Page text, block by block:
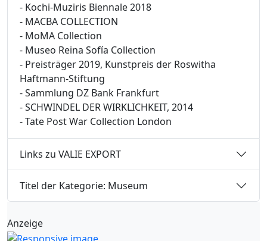
- Kochi-Muziris Biennale 2018
- MACBA COLLECTION
- MoMA Collection
- Museo Reina Sofía Collection
- Preisträger 2019, Kunstpreis der Roswitha
Haftmann-Stiftung
- Sammlung DZ Bank Frankfurt
- SCHWINDEL DER WIRKLICHKEIT, 2014
- Tate Post War Collection London
Links zu VALIE EXPORT
Titel der Kategorie: Museum
Anzeige